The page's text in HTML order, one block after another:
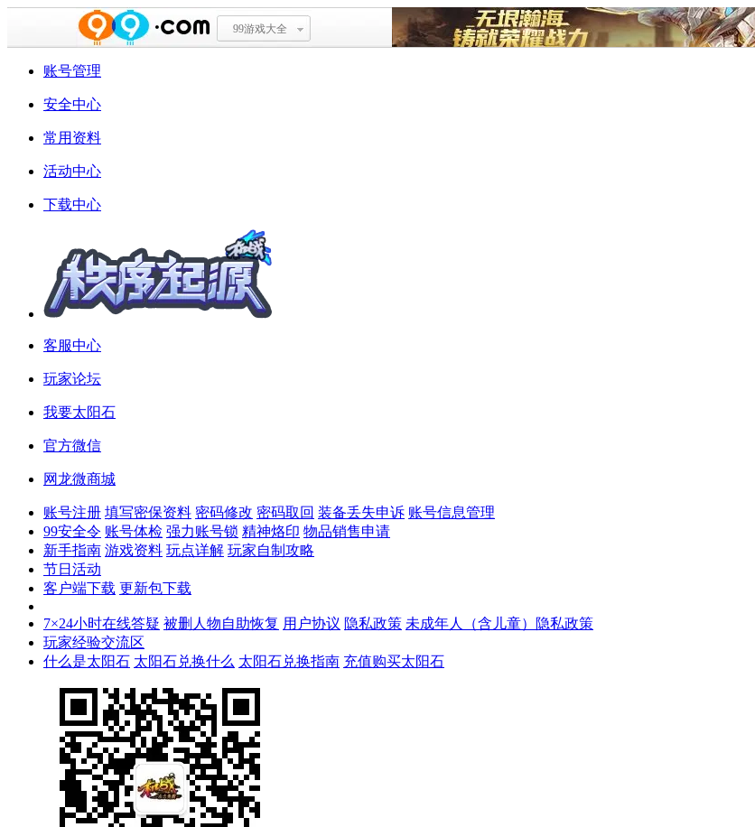
99游戏大全
账号管理
安全中心
常用资料
活动中心
下载中心
客服中心
玩家论坛
我要太阳石
官方微信
网龙微商城
账号注册 填写密保资料 密码修改 密码取回 装备丢失申诉 账号信息管理
99安全令 账号体检 强力账号锁 精神烙印 物品销售申请
新手指南 游戏资料 玩点详解 玩家自制攻略
节日活动
客户端下载 更新包下载
7×24小时在线答疑 被删人物自助恢复 用户协议 隐私政策 未成年人（含儿童）隐私政策
玩家经验交流区
什么是太阳石 太阳石兑换什么 太阳石兑换指南 充值购买太阳石